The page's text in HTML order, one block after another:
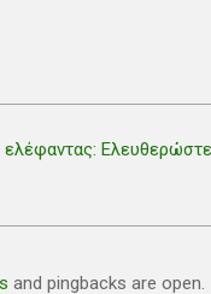
and pingbacks are open.